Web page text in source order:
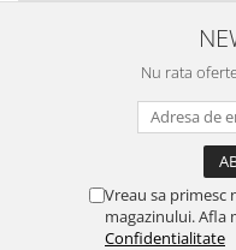
Nu rata
Vreau sa
magazinului. Afla
Confidentialitate